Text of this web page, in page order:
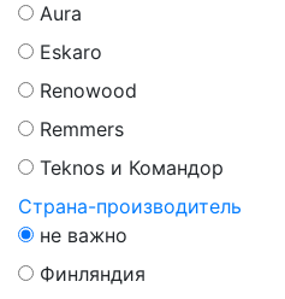
Aura
Eskaro
Renowood
Remmers
Teknos и Командор
Страна-производитель
не важно
Финляндия